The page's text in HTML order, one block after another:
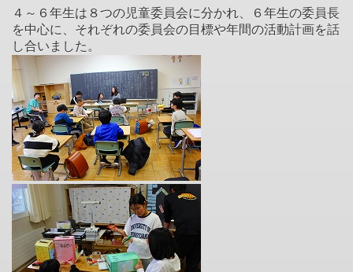
４～６年生は８つの児童委員会に分かれ、
６年生の委員長
を中心に、それぞれの委員会の目標や年間の活動計画を話
し合いました。